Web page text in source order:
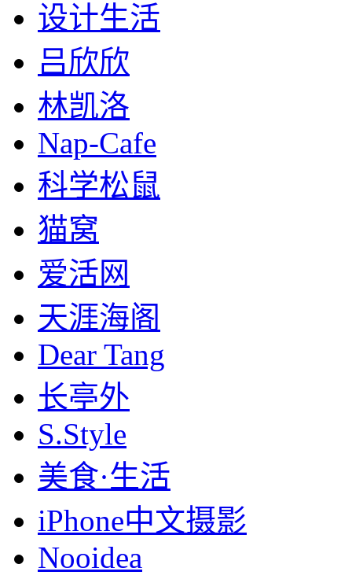
设计生活
吕欣欣
林凯洛
Nap-Cafe
科学松鼠
猫窝
爱活网
天涯海阁
Dear Tang
长亭外
S.Style
美食·生活
iPhone中文摄影
Nooidea